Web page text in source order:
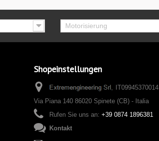
Motorisierung
Shopeinstellungen
IT09945370014
Via Piana 140 86020 Spinete (CB) - Italia
Rufen Sie uns an: +39 0874 1896381
Kontakt